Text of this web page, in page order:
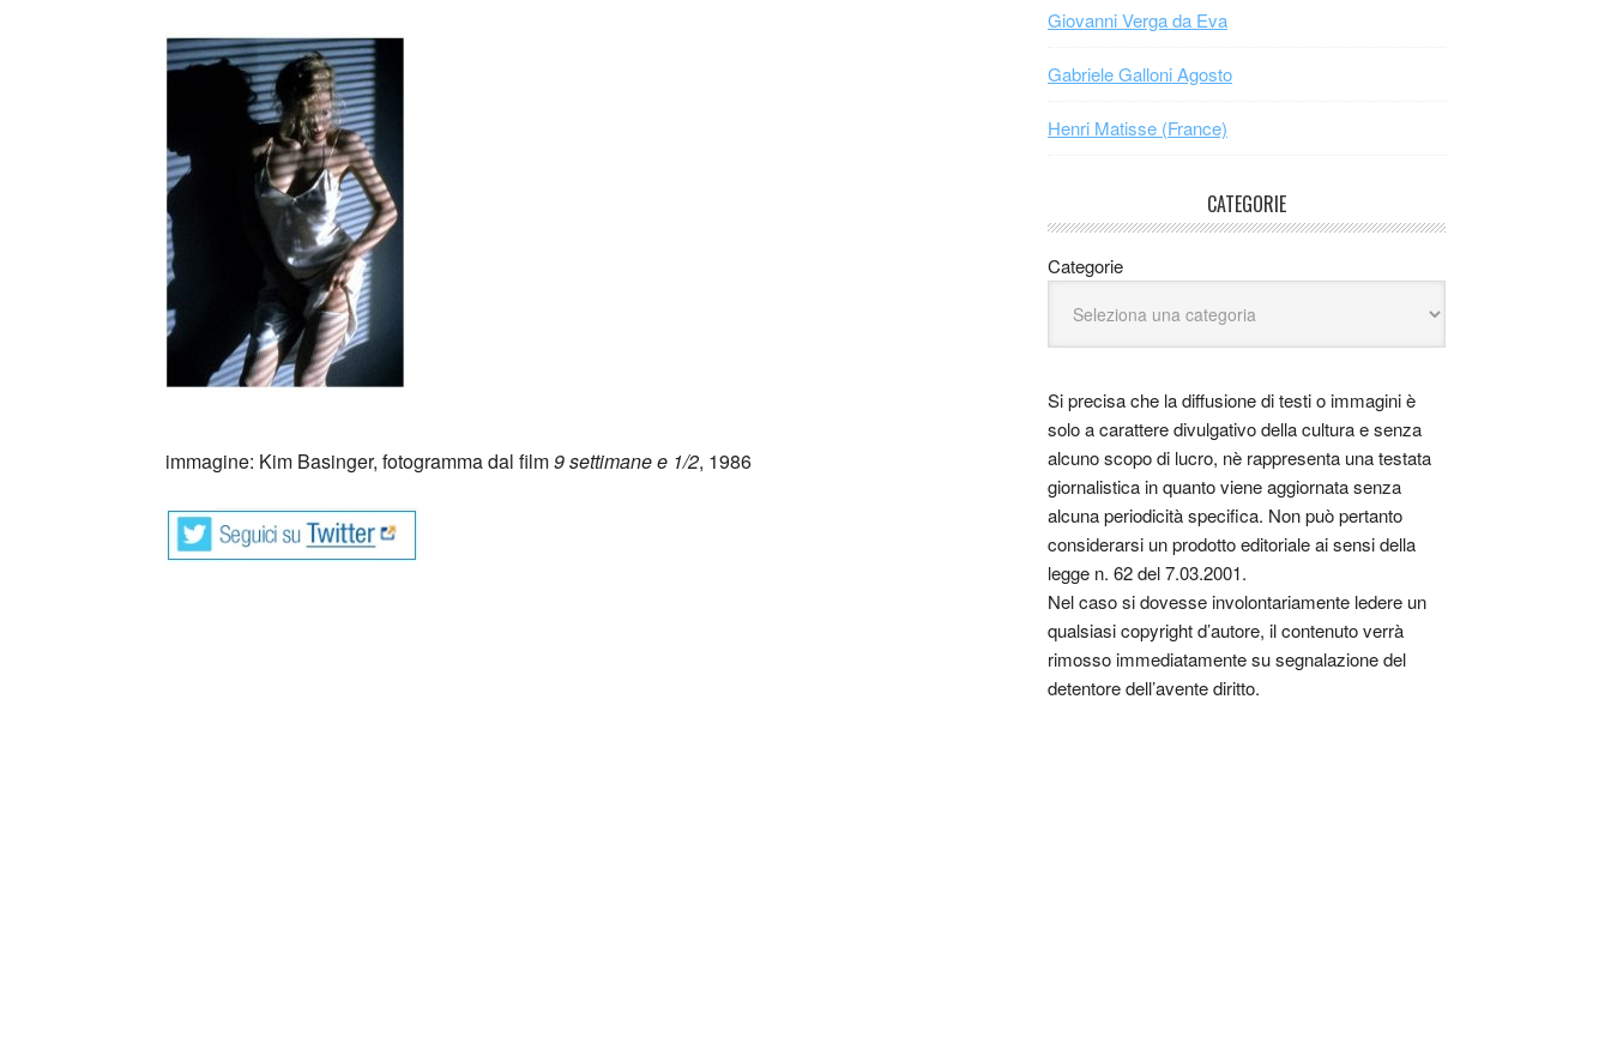
immagine: Kim Basinger, fotogramma dal film9 settimane e 1/2, 1986
Giovanni Verga da Eva
Gabriele Galloni Agosto
Henri Matisse (France)
CATEGORIE
Categorie
Si precisa che la diffusione di testi o immagini è
solo a carattere divulgativo della cultura e senza
alcuno scopo di lucro, nè rappresenta una testata
giornalistica in quanto viene aggiornata senza
alcuna periodicità specifica. Non può pertanto
considerarsi un prodotto editoriale ai sensi della
legge n. 62 del 7.03.2001.
Nel caso si dovesse involontariamente ledere un
qualsiasi copyright d’autore, il contenuto verrà
rimosso immediatamente su segnalazione del
detentore dell’avente diritto.